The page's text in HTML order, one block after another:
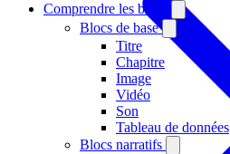
Comprendre les blocs
Blocs de base
Titre
Chapitre
Image
Vidéo
Son
Tableau de données
Blocs narratifs